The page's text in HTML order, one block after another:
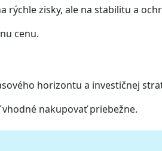
rýchle zisky, ale na stabilitu a
cenu.
horizontu a investičnej
nakupovať priebežne.